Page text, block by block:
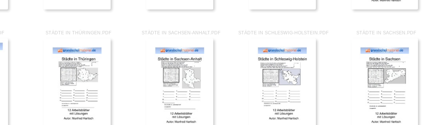
STÄDTE IN THÜRINGEN.PDF STÄDTE IN SACHSEN-ANHALT.PDF STÄDTE IN SCHLESWIG-HOLSTEIN.PDF STÄDTE IN SACHSEN.PDF